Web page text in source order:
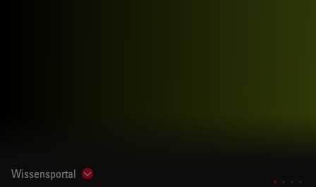
Wissensportal Show subnavigation